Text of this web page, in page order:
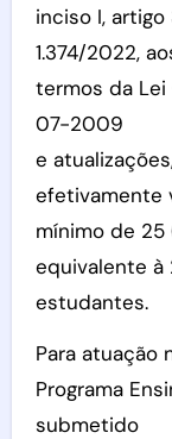
inciso I,
1.374/2022,
termos da Lei
07-2009
e
efetivamente
mínimo de 25
equivalente à
estudantes.
Para atuação
Programa
submetido